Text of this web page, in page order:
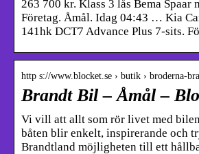
263 700 kr. Klass 3 lås Bema Spaar
Företag. Åmål. Idag 04:43 … Kia
141hk DCT7 Advance Plus 7-sits.
http s://www.blocket.se › butik › broderna-
Brandt Bil – Åmål –
Vi vill att allt som rör livet med
båten blir enkelt, inspirerande och
Brandtland möjligheten till ett